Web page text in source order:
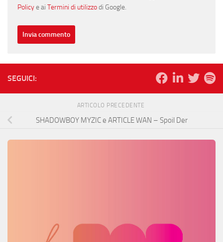
Policye ai Termini di utilizzodi Google.
SEGUICI:
ARTICOLO PRECEDENTE
SHADOWBOY MYZIC e ARTICLE WAN – Spoil Der